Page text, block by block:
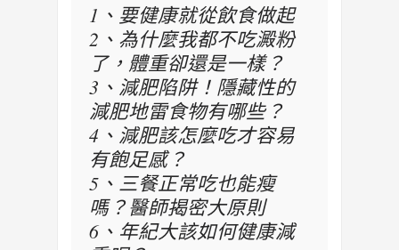
1、要健康就從飲食做起
2、為什麼我都不吃澱粉
了，體重卻還是一樣？
3、減肥陷阱！隱藏性的
減肥地雷食物有哪些？
4、減肥該怎麼吃才容易
有飽足感？
5、三餐正常吃也能瘦
嗎？醫師揭密大原則
6、年紀大該如何健康減